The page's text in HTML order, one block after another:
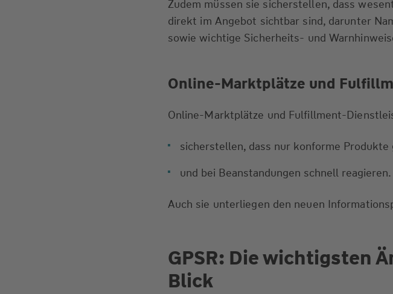
Zudem müssen sie sicherstellen, dass
direkt im Angebot sichtbar sind, darunter
sowie wichtige Sicherheits- und
Online-Marktplätze und
Online-Marktplätze und Fulfillment-
sicherstellen, dass nur konforme
und bei Beanstandungen schnell reagieren.
Auch sie unterliegen den neuen
GPSR: Die wichtigsten
Blick